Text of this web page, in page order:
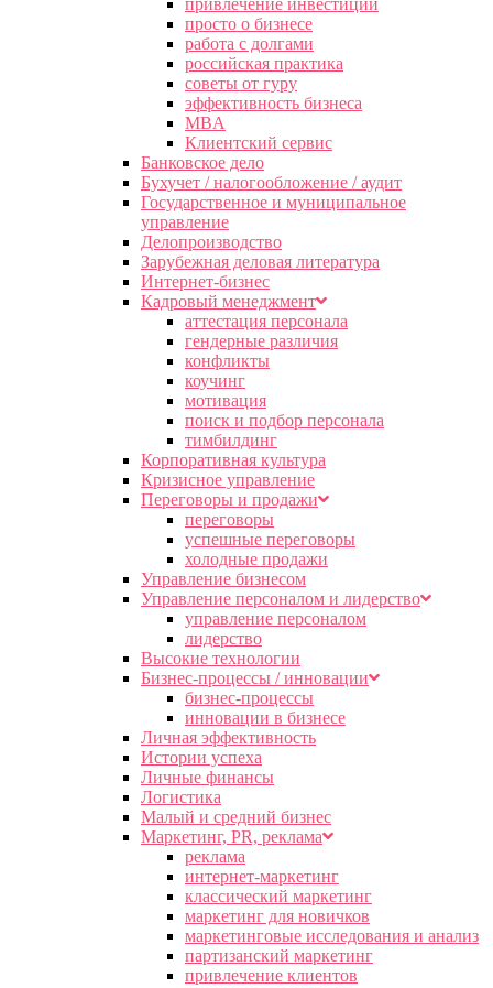
привлечение инвестиций
просто о бизнесе
работа с долгами
российская практика
советы от гуру
эффективность бизнеса
MBA
Клиентский сервис
Банковское дело
Бухучет / налогообложение / аудит
Государственное и муниципальное
управление
Делопроизводство
Зарубежная деловая литература
Интернет-бизнес
Кадровый менеджмент
аттестация персонала
гендерные различия
конфликты
коучинг
мотивация
поиск и подбор персонала
тимбилдинг
Корпоративная культура
Кризисное управление
Переговоры и продажи
переговоры
успешные переговоры
холодные продажи
Управление бизнесом
Управление персоналом и лидерство
управление персоналом
лидерство
Высокие технологии
Бизнес-процессы / инновации
бизнес-процессы
инновации в бизнесе
Личная эффективность
Истории успеха
Личные финансы
Логистика
Малый и средний бизнес
Маркетинг, PR, реклама
реклама
интернет-маркетинг
классический маркетинг
маркетинг для новичков
маркетинговые исследования и анализ
партизанский маркетинг
привлечение клиентов